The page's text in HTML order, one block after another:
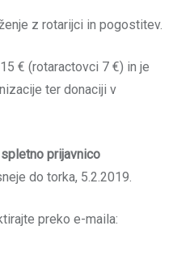
z rotarijci in pogostitev.
€ (rotaractovci 7 €) in je
ter donaciji v
prijavnico
do torka, 5.2.2019.
preko e-maila: